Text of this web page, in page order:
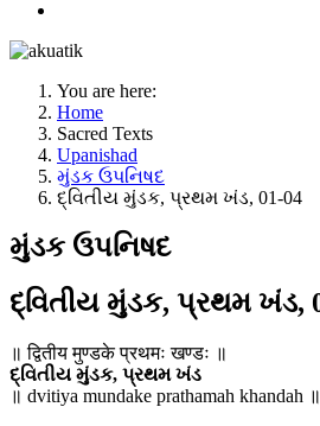
You are here:
Home
Sacred Texts
Upanishad
મુંડક ઉપનિષદ
દ્વિતીય મુંડક, પ્રથમ ખંડ, 01-04
મુંડક ઉપનિષદ
દ્વિતીય મુંડક, પ્રથમ ખંડ,
॥ द्वितीय मुण्डके प्रथमः खण्डः ॥
દ્વિતીય મુંડક, પ્રથમ ખંડ
॥ dvitiya mundake prathamah khandah ॥